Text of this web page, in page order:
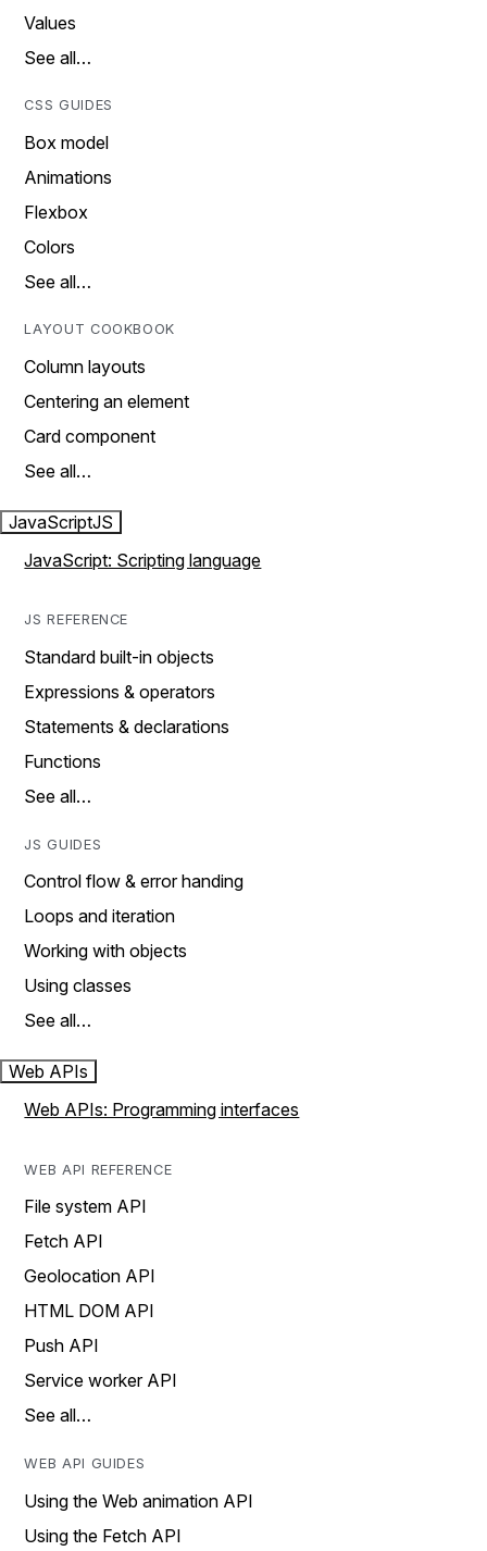
Values
See all…
CSS GUIDES
Box model
Animations
Flexbox
Colors
See all…
LAYOUT COOKBOOK
Column layouts
Centering an element
Card component
See all…
JavaScriptJS
JavaScript: Scripting language
JS REFERENCE
Standard built-in objects
Expressions & operators
Statements & declarations
Functions
See all…
JS GUIDES
Control flow & error handing
Loops and iteration
Working with objects
Using classes
See all…
Web APIs
Web APIs: Programming interfaces
WEB API REFERENCE
File system API
Fetch API
Geolocation API
HTML DOM API
Push API
Service worker API
See all…
WEB API GUIDES
Using the Web animation API
Using the Fetch API